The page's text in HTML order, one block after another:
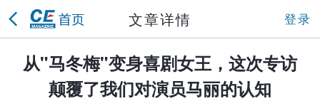
文章详情 登录
从"马冬梅"变身喜剧女王，这次专访
颠覆了我们对演员马丽的认知